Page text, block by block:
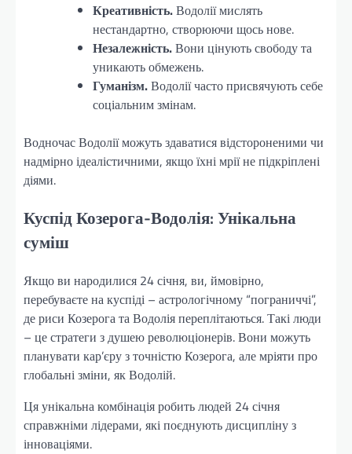
Креативність.Водолії мислять
нестандартно, створюючи щось нове.
Незалежність.Вони цінують свободу та
уникають обмежень.
Гуманізм.Водолії часто присвячують себе
соціальним змінам.
Водночас Водолії можуть здаватися відстороненими чи
надмірно ідеалістичними, якщо їхні мрії не підкріплені
діями.
Куспід Козерога-Водолія: Унікальна
суміш
Якщо ви народилися 24 січня, ви, ймовірно,
перебуваєте на куспіді – астрологічному “пограниччі”,
де риси Козерога та Водолія переплітаються. Такі люди
– це стратеги з душею революціонерів. Вони можуть
планувати кар’єру з точністю Козерога, але мріяти про
глобальні зміни, як Водолій.
Ця унікальна комбінація робить людей 24 січня
справжніми лідерами, які поєднують дисципліну з
інноваціями.